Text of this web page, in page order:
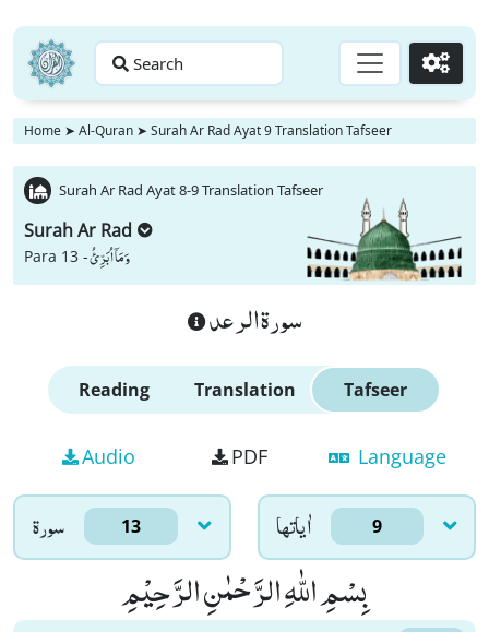
Search Go
Home ➤ Al-Quran ➤ Surah Ar Rad Ayat 9 Translation Tafseer
Surah Ar Rad Ayat 8-9 Translation Tafseer
Surah Ar Rad
Para 13 -وَ مَاۤ اُبَرِّئُ
سورة الرعد
Reading Translation Tafseer
Audio PDF Language
سورۃ 13 اٰياتها 9
بِسْمِ اللّٰهِ الرَّحْمٰنِ الرَّحِیْمِ